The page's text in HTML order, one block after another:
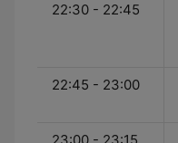
22:30 - 22:45
22:45 - 23:00